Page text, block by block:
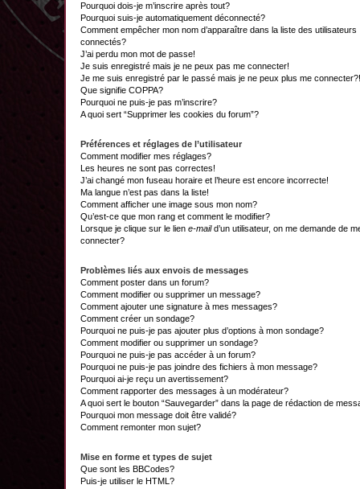
Pourquoi dois-je m’inscrire après tout?
Pourquoi suis-je automatiquement déconnecté?
Comment empêcher mon nom d’apparaître dans la liste des utilisateurs
connectés?
J’ai perdu mon mot de passe!
Je suis enregistré mais je ne peux pas me connecter!
Je me suis enregistré par le passé mais je ne peux plus me connecter?!
Que signifie COPPA?
Pourquoi ne puis-je pas m’inscrire?
A quoi sert “Supprimer les cookies du forum”?
Préférences et réglages de l’utilisateur
Comment modifier mes réglages?
Les heures ne sont pas correctes!
J’ai changé mon fuseau horaire et l’heure est encore incorrecte!
Ma langue n’est pas dans la liste!
Comment afficher une image sous mon nom?
Qu’est-ce que mon rang et comment le modifier?
Lorsque je clique sur le lien e-maild’un utilisateur, on me demande de
connecter?
Problèmes liés aux envois de messages
Comment poster dans un forum?
Comment modifier ou supprimer un message?
Comment ajouter une signature à mes messages?
Comment créer un sondage?
Pourquoi ne puis-je pas ajouter plus d’options à mon sondage?
Comment modifier ou supprimer un sondage?
Pourquoi ne puis-je pas accéder à un forum?
Pourquoi ne puis-je pas joindre des fichiers à mon message?
Pourquoi ai-je reçu un avertissement?
Comment rapporter des messages à un modérateur?
A quoi sert le bouton “Sauvegarder” dans la page de rédaction de
Pourquoi mon message doit être validé?
Comment remonter mon sujet?
Mise en forme et types de sujet
Que sont les BBCodes?
Puis-je utiliser le HTML?